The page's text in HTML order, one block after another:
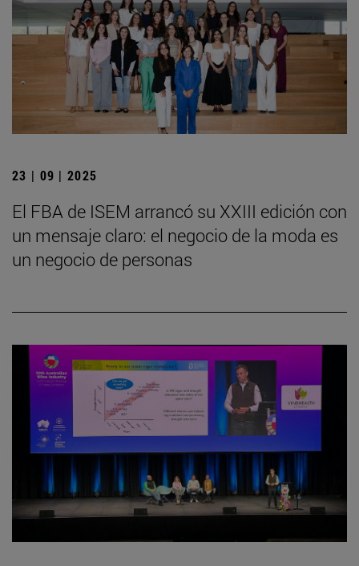
23 | 09 | 2025
El FBA de ISEM arrancó su XXIII edición con
un mensaje claro: el negocio de la moda es
un negocio de personas